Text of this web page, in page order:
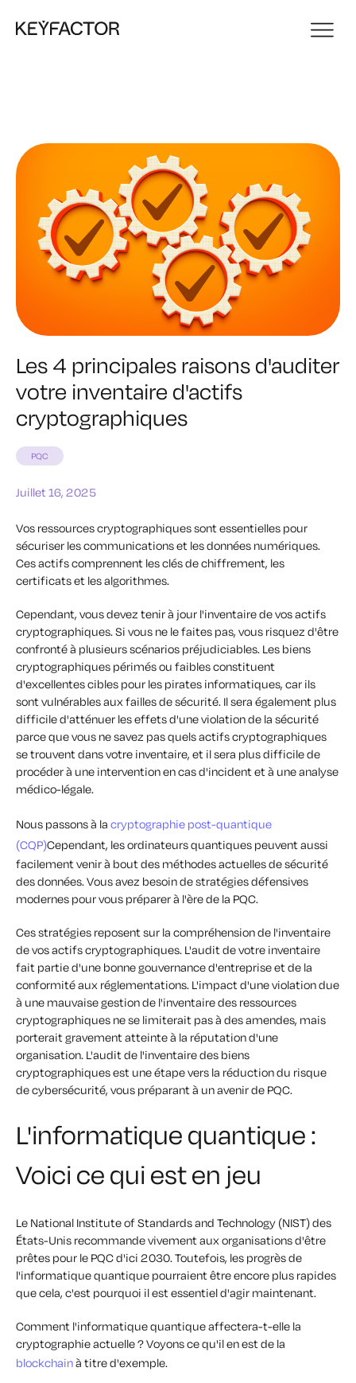
Les 4 principales raisons d'auditer
votre inventaire d'actifs
cryptographiques
PQC
Juillet 16, 2025
Vos ressources cryptographiques sont essentielles pour
sécuriser les communications et les données numériques.
Ces actifs comprennent les clés de chiffrement, les
certificats et les algorithmes.
Cependant, vous devez tenir à jour l'inventaire de vos actifs
cryptographiques. Si vous ne le faites pas, vous risquez d'être
confronté à plusieurs scénarios préjudiciables. Les biens
cryptographiques périmés ou faibles constituent
d'excellentes cibles pour les pirates informatiques, car ils
sont vulnérables aux failles de sécurité. Il sera également plus
difficile d'atténuer les effets d'une violation de la sécurité
parce que vous ne savez pas quels actifs cryptographiques
se trouvent dans votre inventaire, et il sera plus difficile de
procéder à une intervention en cas d'incident et à une analyse
médico-légale.
Nous passons à la cryptographie post-quantique
(CQP)Cependant, les ordinateurs quantiques peuvent aussi
facilement venir à bout des méthodes actuelles de sécurité
des données. Vous avez besoin de stratégies défensives
modernes pour vous préparer à l'ère de la PQC.
Ces stratégies reposent sur la compréhension de l'inventaire
de vos actifs cryptographiques. L'audit de votre inventaire
fait partie d'une bonne gouvernance d'entreprise et de la
conformité aux réglementations. L'impact d'une violation due
à une mauvaise gestion de l'inventaire des ressources
cryptographiques ne se limiterait pas à des amendes, mais
porterait gravement atteinte à la réputation d'une
organisation. L'audit de l'inventaire des biens
cryptographiques est une étape vers la réduction du risque
de cybersécurité, vous préparant à un avenir de PQC.
L'informatique quantique :
Voici ce qui est en jeu
Le National Institute of Standards and Technology (NIST) des
États-Unis recommande vivement aux organisations d'être
prêtes pour le PQC d'ici 2030. Toutefois, les progrès de
l'informatique quantique pourraient être encore plus rapides
que cela, c'est pourquoi il est essentiel d'agir maintenant.
Comment l'informatique quantique affectera-t-elle la
cryptographie actuelle ? Voyons ce qu'il en est de la
blockchainà titre d'exemple.